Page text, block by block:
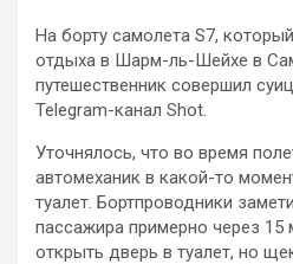
На борту самолета S7,
отдыха в Шарм-ль-Шейхе в
путешественник совершил
Telegram-канал Shot.
Уточнялось, что во время
автомеханик в какой-то
туалет. Бортпроводники
пассажира примерно через 15
открыть дверь в туалет, но